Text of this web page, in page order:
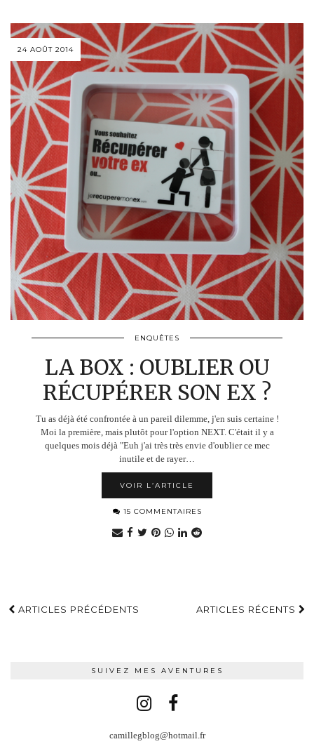
24 AOÛT 2014
ENQUÊTES
LA BOX : OUBLIER OU
RÉCUPÉRER SON EX ?
Tu as déjà été confrontée à un pareil dilemme, j'en suis certaine !
Moi la première, mais plutôt pour l'option NEXT. C'était il y a
quelques mois déjà "Euh j'ai très très envie d'oublier ce mec
inutile et de rayer…
VOIR L’ARTICLE
15 COMMENTAIRES
ARTICLES PRÉCÉDENTS ARTICLES RÉCENTS
SUIVEZ MES AVENTURES
camillegblog@hotmail.fr